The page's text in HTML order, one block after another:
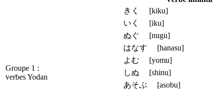
Groupe 1 :
verbes Yodan
きく [kiku]
いく [iku]
ぬぐ [nugu]
はなす [hanasu]
よむ [yomu]
しぬ [shinu]
あそぶ [asobu]